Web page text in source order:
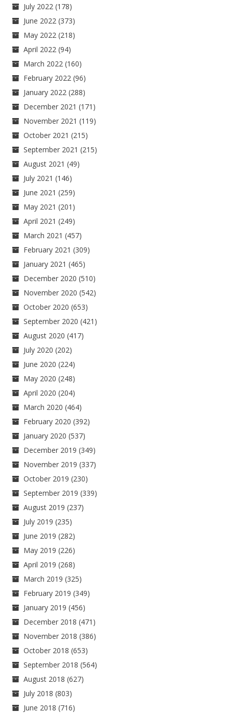
July 2022 (178)
June 2022 (373)
May 2022 (218)
April 2022 (94)
March 2022 (160)
February 2022 (96)
January 2022 (288)
December 2021 (171)
November 2021 (119)
October 2021 (215)
September 2021 (215)
August 2021 (49)
July 2021 (146)
June 2021 (259)
May 2021 (201)
April 2021 (249)
March 2021 (457)
February 2021 (309)
January 2021 (465)
December 2020 (510)
November 2020 (542)
October 2020 (653)
September 2020 (421)
August 2020 (417)
July 2020 (202)
June 2020 (224)
May 2020 (248)
April 2020 (204)
March 2020 (464)
February 2020 (392)
January 2020 (537)
December 2019 (349)
November 2019 (337)
October 2019 (230)
September 2019 (339)
August 2019 (237)
July 2019 (235)
June 2019 (282)
May 2019 (226)
April 2019 (268)
March 2019 (325)
February 2019 (349)
January 2019 (456)
December 2018 (471)
November 2018 (386)
October 2018 (653)
September 2018 (564)
August 2018 (627)
July 2018 (803)
June 2018 (716)